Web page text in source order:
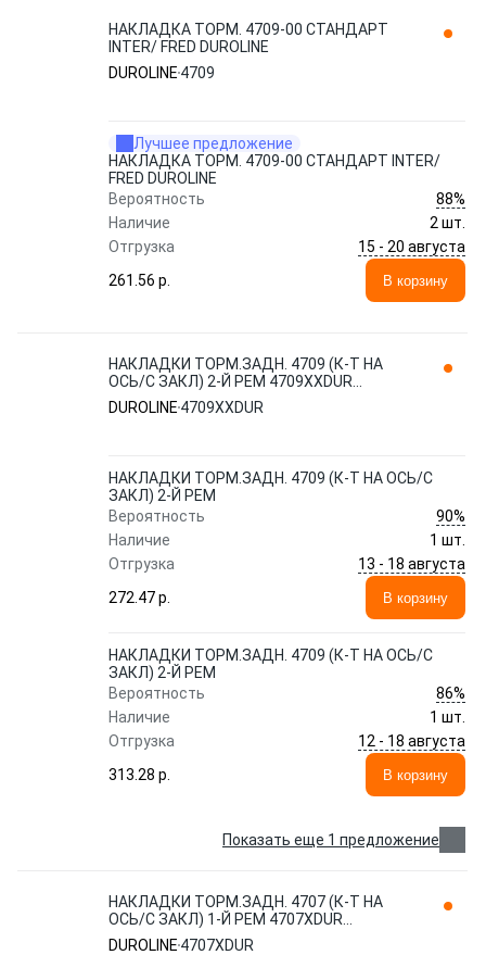
НАКЛАДКА ТОРМ. 4709-00 СТАНДАРТ
INTER/ FRED DUROLINE
DUROLINE 4709
Лучшее предложение
НАКЛАДКА ТОРМ. 4709-00 СТАНДАРТ INTER/
FRED DUROLINE
Вероятность
88%
Наличие
2 шт.
Отгрузка
15 - 20 августа
261.56 p.
В корзину
НАКЛАДКИ ТОРМ.ЗАДН. 4709 (К-Т НА
ОСЬ/С ЗАКЛ) 2-Й РЕМ 4709XXDUR
DUROLINE
DUROLINE 4709XXDUR
НАКЛАДКИ ТОРМ.ЗАДН. 4709 (К-Т НА ОСЬ/С
ЗАКЛ) 2-Й РЕМ
Вероятность
90%
Наличие
1 шт.
Отгрузка
13 - 18 августа
272.47 p.
В корзину
НАКЛАДКИ ТОРМ.ЗАДН. 4709 (К-Т НА ОСЬ/С
ЗАКЛ) 2-Й РЕМ
Вероятность
86%
Наличие
1 шт.
Отгрузка
12 - 18 августа
313.28 p.
В корзину
Показать еще 1 предложение
НАКЛАДКИ ТОРМ.ЗАДН. 4707 (К-Т НА
ОСЬ/С ЗАКЛ) 1-Й РЕМ 4707XDUR
DUROLINE
DUROLINE 4707XDUR